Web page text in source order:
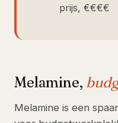
prijs, €€€€
Melamine,
Melamine is een